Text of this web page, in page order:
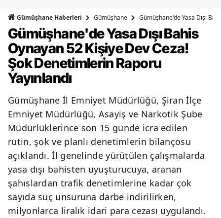
Bingöl
Bitlis
Bolu
Bursa
Çanakkale
Çankırı
Çorum
Denizli
Diyarbakır
Gümüşhane Haberleri Gümüşhane Gümüşhane'de Yasa Dışı
Gümüşhane'de Yasa Dışı Bahis
Oynayan 52 Kişiye Dev Ceza!
Şok Denetimlerin Raporu
Yayınlandı
Gümüşhane İl Emniyet Müdürlüğü, Şiran İlçe
Emniyet Müdürlüğü, Asayiş ve Narkotik Şube
Müdürlüklerince son 15 günde icra edilen
rutin, şok ve planlı denetimlerin bilançosu
açıklandı. İl genelinde yürütülen çalışmalarda
yasa dışı bahisten uyuşturucuya, aranan
şahıslardan trafik denetimlerine kadar çok
sayıda suç unsuruna darbe indirilirken,
milyonlarca liralık idari para cezası uygulandı.